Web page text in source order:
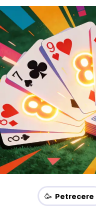
🥳 Petrecere